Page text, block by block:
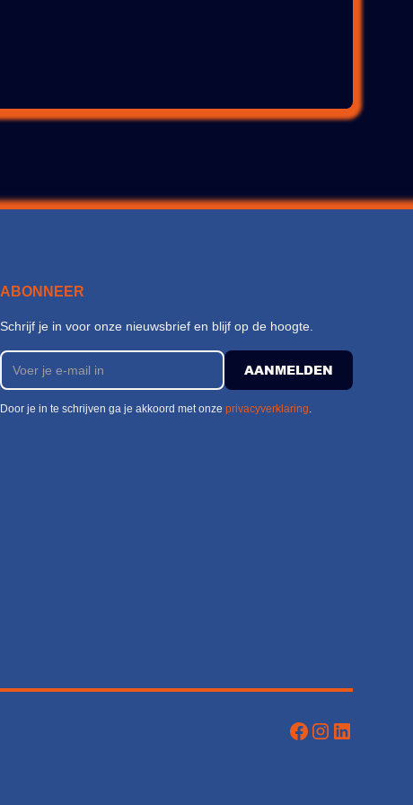
ABONNEER
Schrijf je in voor onze nieuwsbrief en blijf op de hoogte.
Door je in te schrijven ga je akkoord met onzeprivacyverklaring.